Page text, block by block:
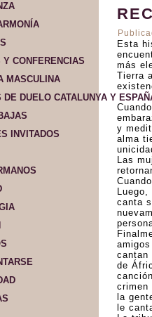
Y CONFERENCIAS
MASCULINA
DE DUELO CATALUNYA Y
INVITADOS
Esta
más
Tierra
y
alma
Las
canta
cantan
de
crimen
la
le